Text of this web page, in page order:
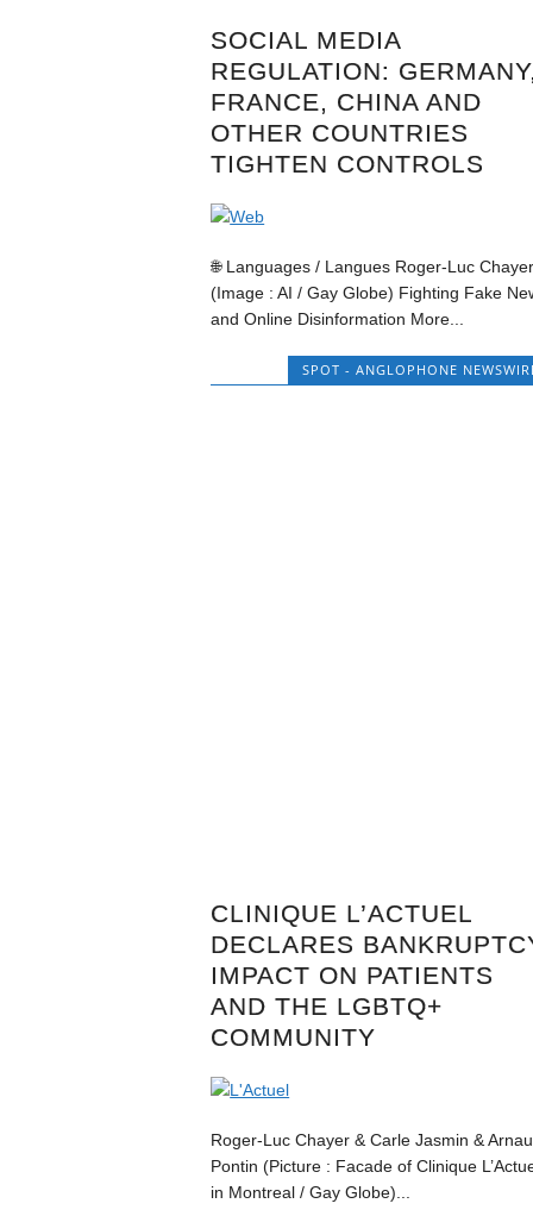
SOCIAL MEDIA
REGULATION: GERMANY,
FRANCE, CHINA AND
OTHER COUNTRIES
TIGHTEN CONTROLS
🌐 Languages / Langues Roger-Luc Chayer
(Image : AI / Gay Globe) Fighting Fake
and Online Disinformation More...
SPOT - ANGLOPHONE
CLINIQUE L’ACTUEL
DECLARES
IMPACT ON PATIENTS
AND THE LGBTQ+
COMMUNITY
Roger-Luc Chayer & Carle Jasmin &
Pontin (Picture : Facade of Clinique
in Montreal / Gay Globe)...